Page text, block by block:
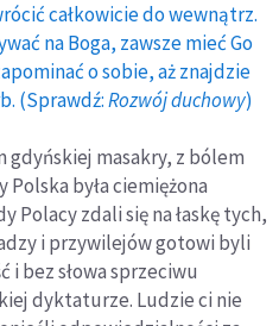
całkowicie do wewnątrz.
na Boga, zawsze mieć Go
o sobie, aż znajdzie
(Sprawdź:Rozwój duchowy)
gdyńskiej masakry, z bólem
była ciemiężona
Polacy zdali się na łaskę tych,
i przywilejów gotowi byli
i bez słowa sprzeciwu
dyktaturze. Ludzie ci nie